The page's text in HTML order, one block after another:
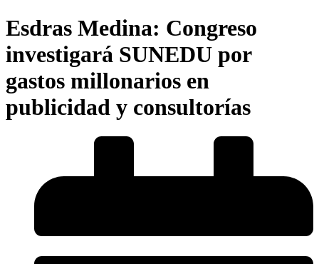
Esdras Medina: Congreso
investigará SUNEDU por
gastos millonarios en
publicidad y consultorías